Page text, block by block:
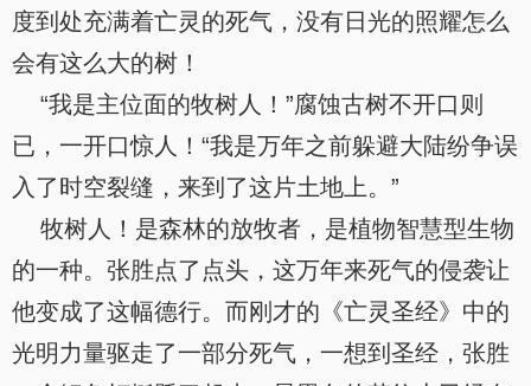
度到处充满着亡灵的死气，没有日光的照耀怎么
会有这么大的树！
“我是主位面的牧树人！”腐蚀古树不开口则
已，一开口惊人！“我是万年之前躲避大陆纷争误
入了时空裂缝，来到了这片土地上。”
牧树人！是森林的放牧者，是植物智慧型生物
的一种。张胜点了点头，这万年来死气的侵袭让
他变成了这幅德行。而刚才的《亡灵圣经》中的
光明力量驱走了一部分死气，一想到圣经，张胜